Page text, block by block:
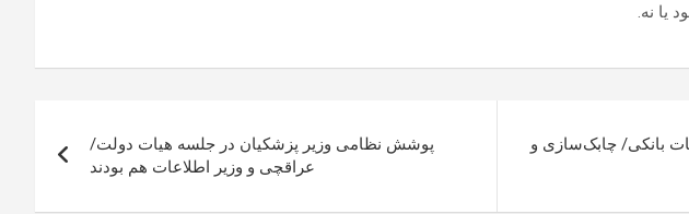
یا نه.
بانکی/ چابک‌سازی و
پوشش نظامی وزیر پزشکیان در جلسه هیات دولت/
عراقچی و وزیر اطلاعات هم بودند